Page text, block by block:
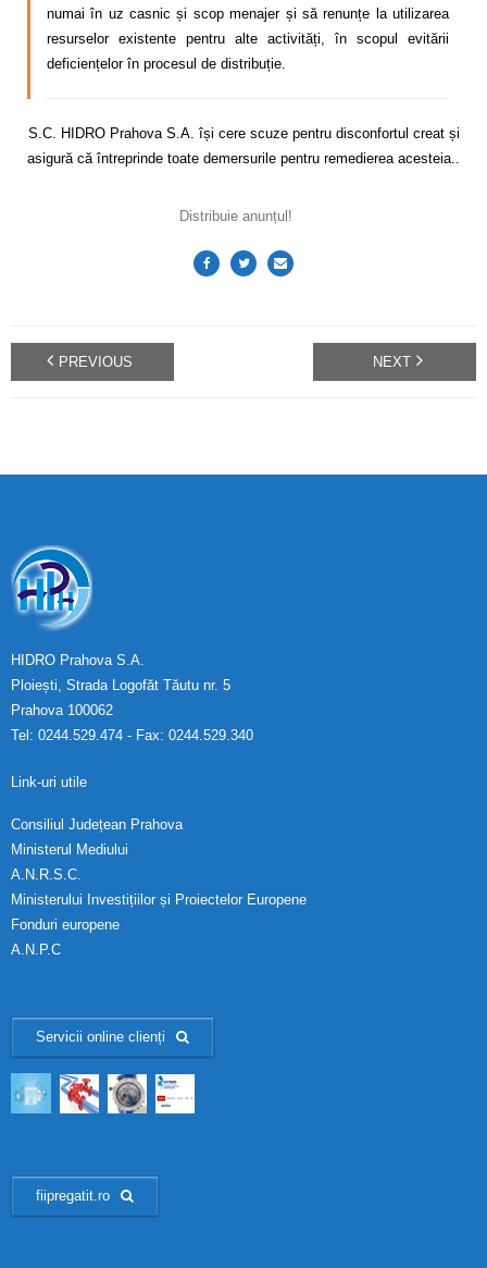
numai în uz casnic și scop menajer și să renunțe la utilizarea
resurselor existente pentru alte activități, în scopul evitării
deficiențelor în procesul de distribuție.
S.C. HIDRO Prahova S.A. își cere scuze pentru disconfortul creat și
asigură că întreprinde toate demersurile pentru remedierea acesteia..
Distribuie anunțul!
PREVIOUS NEXT
HIDRO Prahova S.A.
Ploiești, Strada Logofăt Tăutu nr. 5
Prahova 100062
Tel: 0244.529.474 - Fax: 0244.529.340
Link-uri utile
Consiliul Județean Prahova
Ministerul Mediului
A.N.R.S.C.
Ministerului Investițiilor și Proiectelor Europene
Fonduri europene
A.N.P.C
Servicii online clienți
fiipregatit.ro